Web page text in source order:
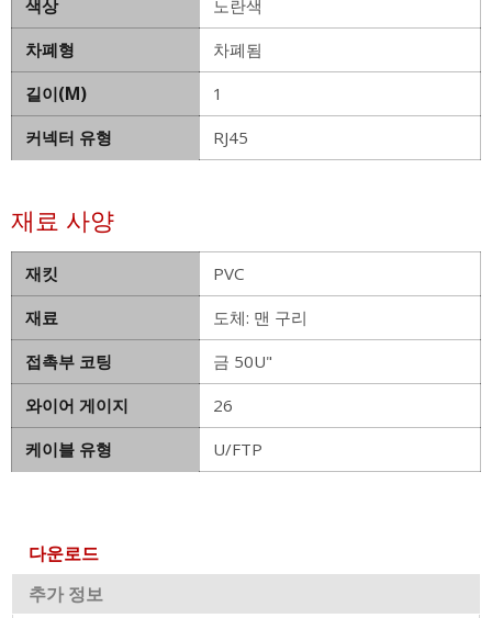
색상
노란색
차폐형
차폐됨
길이(M)
1
커넥터 유형
RJ45
재료 사양
재킷
PVC
재료
도체: 맨 구리
접촉부 코팅
금 50U"
와이어 게이지
26
케이블 유형
U/FTP
다운로드
추가 정보